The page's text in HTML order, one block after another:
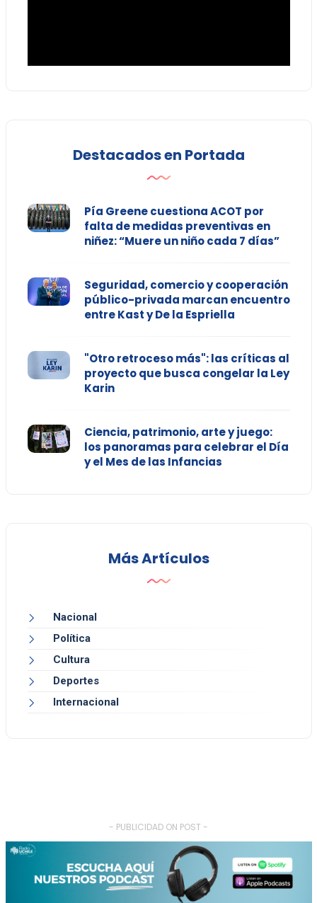
Destacados en Portada
Pía Greene cuestiona ACOT por
falta de medidas preventivas en
niñez: “Muere un niño cada 7 días”
Seguridad, comercio y cooperación
público-privada marcan encuentro
entre Kast y De la Espriella
"Otro retroceso más": las críticas al
proyecto que busca congelar la Ley
Karin
Ciencia, patrimonio, arte y juego:
los panoramas para celebrar el Día
y el Mes de las Infancias
Más Artículos
Nacional
Política
Cultura
Deportes
Internacional
- PUBLICIDAD ON POST -